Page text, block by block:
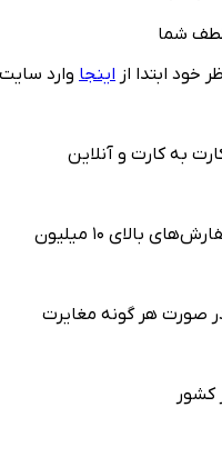
ازاینجاوارد سایت شوید
و آنلاین
10 میلیون
هر گونه مغایرت